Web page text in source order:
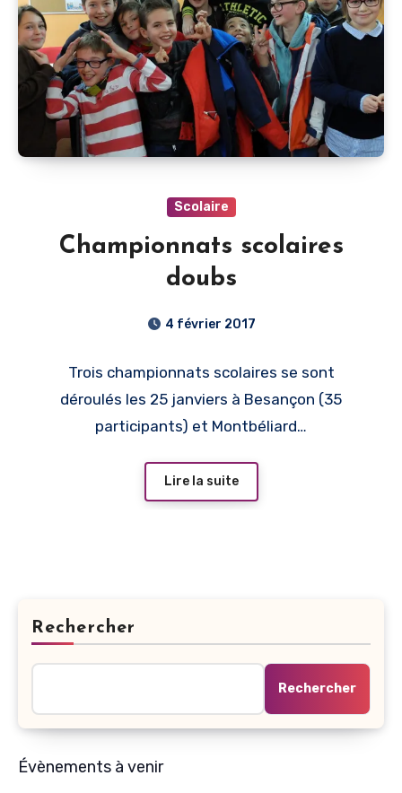
Scolaire
Championnats scolaires
doubs
4 février 2017
Trois championnats scolaires se sont
déroulés les 25 janviers à Besançon (35
participants) et Montbéliard…
Lire la suite
Rechercher
Rechercher
Évènements à venir